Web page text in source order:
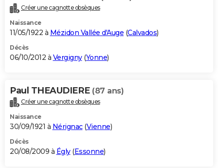
Créer une cagnotte obsèques
Naissance
11/05/1922 à Mézidon Vallée d'Auge (Calvados)
Décès
06/10/2012 à Vergigny(Yonne)
Paul THEAUDIERE (87 ans)
Créer une cagnotte obsèques
Naissance
30/09/1921 à Nérignac(Vienne)
Décès
20/08/2009 à Égly(Essonne)